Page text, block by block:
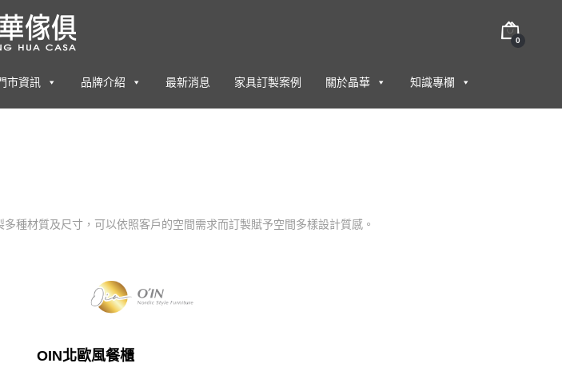
0
市資訊 品牌介紹 最新消息 家具訂製案例 關於晶華 知識專欄
種材質及尺寸，可以依照客戶的空間需求而訂製賦予空間多樣設計質感。
OIN北歐風餐櫃